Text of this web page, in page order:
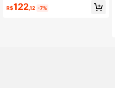
R$122,12 -7%